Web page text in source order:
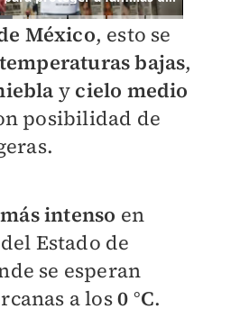
México, esto se
temperaturas bajas,
y cielo medio
posibilidad de
más intenso en
Estado de
se esperan
a los0 °C.